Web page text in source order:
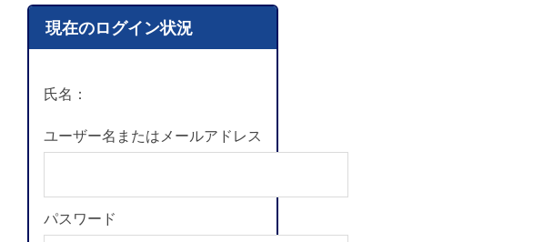
現在のログイン状況
氏名：
ユーザー名またはメールアドレス
パスワード